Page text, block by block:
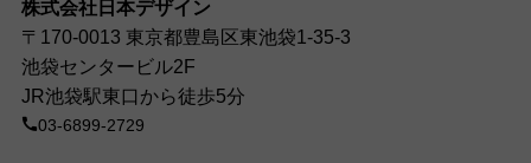
株式会社日本デザイン
〒170-0013 東京都豊島区東池袋1-35-3
池袋センタービル2F
JR池袋駅東口から徒歩5分
03-6899-2729